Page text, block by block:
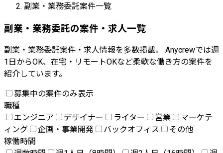
副業・業務委託案件一覧
副業・業務委託の案件・求人一覧
副業・業務委託案件・求人情報を多数掲載。 Anycrewでは週
1日からOK、在宅・リモートOKなど柔軟な働き方の案件を
紹介しています。
募集中の案件のみ表示
職種
エンジニア
デザイナー ライター 営業
マーケテ
ィング
企画・事業開発 バックオフィス
その他
稼働時間